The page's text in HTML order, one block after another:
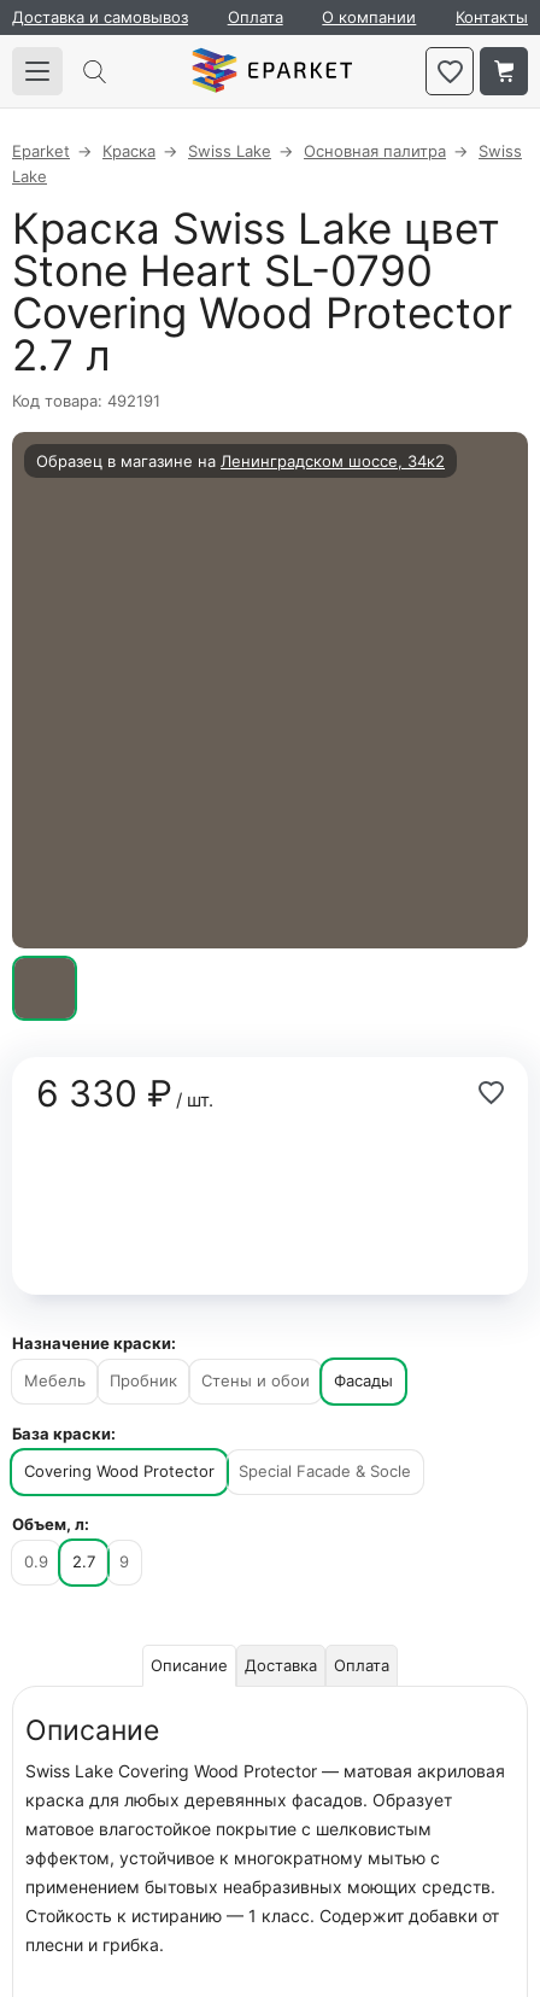
Доставка и самовывоз Оплата О компании Контакты
Eparket Краска Swiss Lake Основная палитра
Swiss
Lake
Краска Swiss Lake цвет
Stone Heart SL-0790
Covering Wood Protector
2.7 л
Код товара: 492191
Образец в магазине на Ленинградском шоссе, 34к2
6 330 ₽/ шт.
Назначение краски:
Мебель
Пробник Стены и обои Фасады
База краски:
Covering Wood Protector
Special Facade & Socle
Объем, л:
0.9
2.7 9
Описание Доставка Оплата
Описание
Swiss Lake Covering Wood Protector — матовая акриловая
краска для любых деревянных фасадов. Образует
матовое влагостойкое покрытие с шелковистым
эффектом, устойчивое к многократному мытью с
применением бытовых неабразивных моющих средств.
Стойкость к истиранию — 1 класс. Содержит добавки от
плесни и грибка.